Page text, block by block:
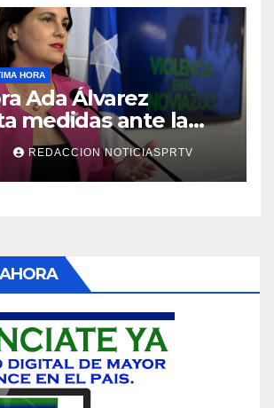
HORA
Ada Álvarez
medidas ante la
en el noviazgo
REDACCION NOTICIASPRTV